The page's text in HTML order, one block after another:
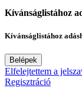
Kívánságlistához
Kívánságlistához
Belépek
Elfelejtettem a
Regisztráció